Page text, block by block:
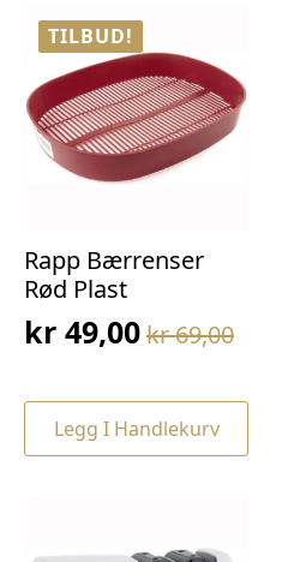
TILBUD!
Rapp Bærrenser
Rød Plast
kr69,00
Opprinnelig
var:
kr 69,00.
kr 49,00
Nåværende
er:
kr 49,00.
Legg I Handlekurv